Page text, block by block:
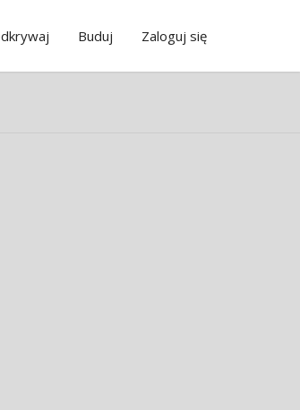
Buduj Zaloguj się